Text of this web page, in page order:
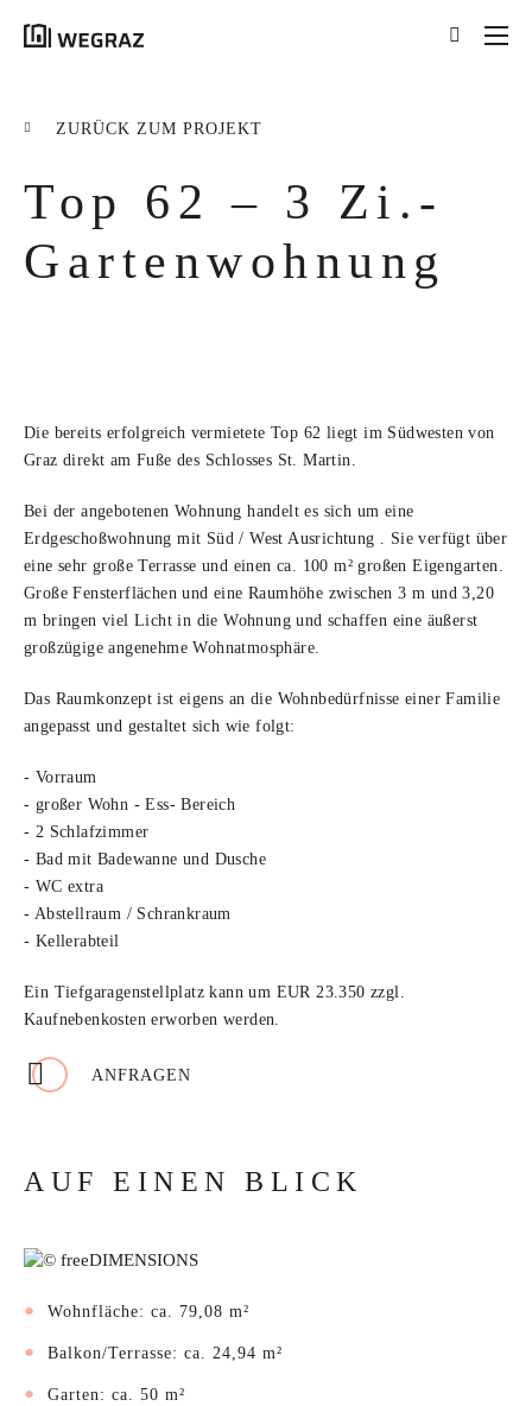
ALLE ERGEBNISSE ({{RESULTS.LENGTH}})
{{FILTER}} ({{FILTERS[FILTER]}})
MEHR ERFAHREN
ZURÜCK ZUM PROJEKT
Top 62 – 3 Zi.-
Gartenwohnung
Die bereits erfolgreich vermietete Top 62 liegt im Südwesten von
Graz direkt am Fuße des Schlosses St. Martin.
Bei der angebotenen Wohnung handelt es sich um eine
Erdgeschoßwohnung mit Süd / West Ausrichtung . Sie verfügt über
eine sehr große Terrasse und einen ca. 100 m² großen Eigengarten.
Große Fensterflächen und eine Raumhöhe zwischen 3 m und 3,20
m bringen viel Licht in die Wohnung und schaffen eine äußerst
großzügige angenehme Wohnatmosphäre.
Das Raumkonzept ist eigens an die Wohnbedürfnisse einer Familie
angepasst und gestaltet sich wie folgt:
​​​​​​​- Vorraum
- großer Wohn - Ess- Bereich
- 2 Schlafzimmer
- Bad mit Badewanne und Dusche
- WC extra
- Abstellraum / Schrankraum
- Kellerabteil
Ein Tiefgaragenstellplatz kann um EUR 23.350 zzgl.
Kaufnebenkosten erworben werden.
ANFRAGEN
AUF EINEN BLICK
Wohnfläche: ca. 79,08 m²
Balkon/Terrasse: ca. 24,94 m²
Garten: ca. 50 m²